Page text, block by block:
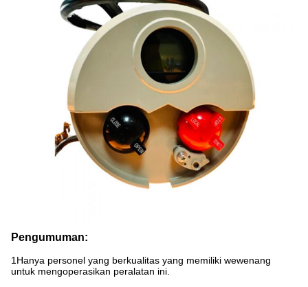
Pengumuman:
1Hanya personel yang berkualitas yang memiliki wewenang
untuk mengoperasikan peralatan ini.